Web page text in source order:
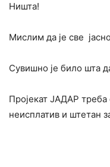
Ништа!
Мислим да је све
Сувишно је било шта
Пројекат ЈАДАР
неисплатив и штетан